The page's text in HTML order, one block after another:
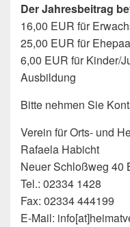
Der Jahresbeitrag
16,00 EUR für
25,00 EUR für
6,00 EUR für Kinder/
Ausbildung
Bitte nehmen Sie
Verein für Orts- und
Rafaela Habicht
Neuer Schloßweg 40
Tel.: 02334 1428
Fax: 02334 444199
E-Mail: